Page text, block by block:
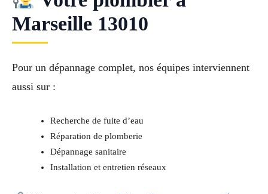
Marseille 13010
Pour un dépannage complet, nos équipes interviennent
aussi sur :
Recherche de fuite d’eau
Réparation de plomberie
Dépannage sanitaire
Installation et entretien réseaux